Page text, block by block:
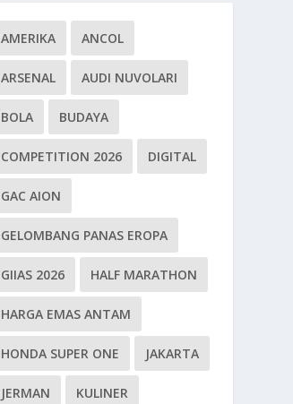
AMERIKA ANCOL
ARSENAL AUDI NUVOLARI
BOLA BUDAYA
COMPETITION 2026 DIGITAL
GAC AION
GELOMBANG PANAS EROPA
GIIAS 2026 HALF MARATHON
HARGA EMAS ANTAM
HONDA SUPER ONE JAKARTA
JERMAN KULINER